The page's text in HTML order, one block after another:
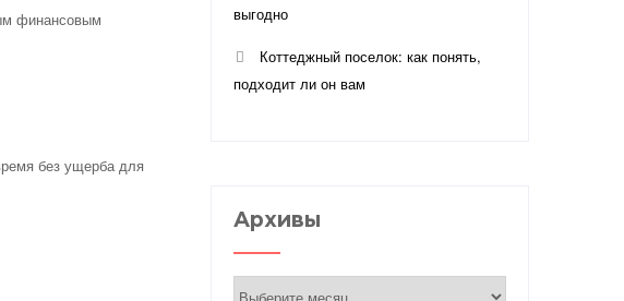
финансовым
без ущерба для
выгодно
Коттеджный поселок: как понять,
подходит ли он вам
Архивы